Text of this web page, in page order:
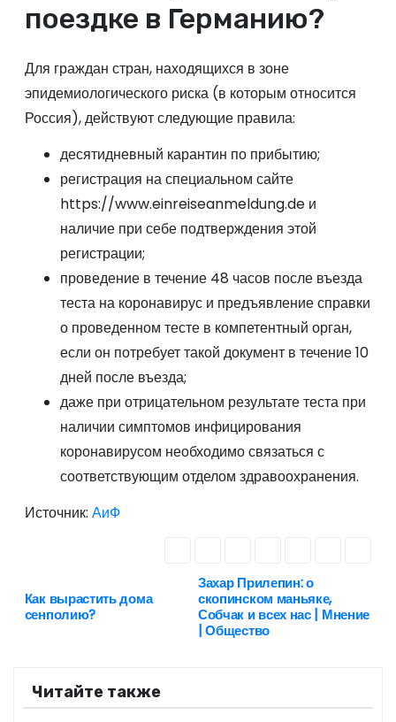
поездке в Германию?
Для граждан стран, находящихся в зоне
эпидемиологического риска (в которым относится
Россия), действуют следующие правила:
десятидневный карантин по прибытию;
регистрация на специальном сайте
https://www.einreiseanmeldung.de и
наличие при себе подтверждения этой
регистрации;
проведение в течение 48 часов после въезда
теста на коронавирус и предъявление справки
о проведенном тесте в компетентный орган,
если он потребует такой документ в течение 10
дней после въезда;
даже при отрицательном результате теста при
наличии симптомов инфицирования
коронавирусом необходимо связаться с
соответствующим отделом здравоохранения.
Источник: АиФ
Н
а
и
Захар Прилепин: о
скопинском маньяке,
Собчак и всех нас | Мнение
| Общество
Как вырастить дома
сенполию?
Читайте также